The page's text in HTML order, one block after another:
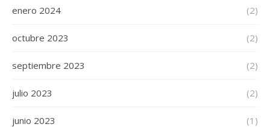
enero 2024 (2)
octubre 2023 (2)
septiembre 2023 (2)
julio 2023 (2)
junio 2023 (1)